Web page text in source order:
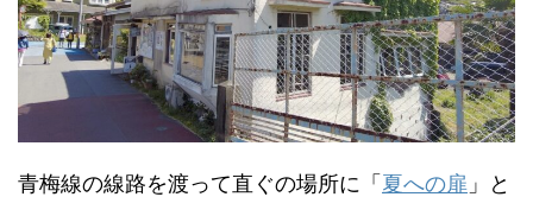
青梅線の線路を渡って直ぐの場所に「夏への扉 」と